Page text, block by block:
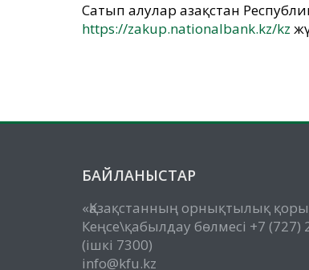
Сатып алулар Қазақстан
https://zakup.nationalbank.kz/kz
БАЙЛАНЫСТАР
«Қазақстанның орнықтылық
Кеңсе\қабылдау бөлмесі +7 (727)
(ішкі 7300)
info@kfu.kz